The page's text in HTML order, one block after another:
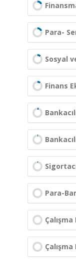
Para-
Sosyal
Finans
Para-